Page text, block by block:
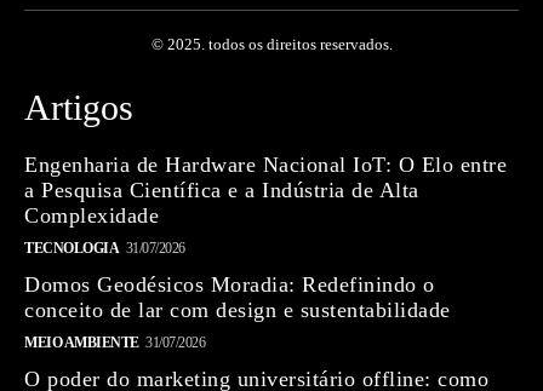
© 2025. todos os direitos reservados.
Artigos
Engenharia de Hardware Nacional IoT: O Elo entre
a Pesquisa Científica e a Indústria de Alta
Complexidade
TECNOLOGIA 31/07/2026
Domos Geodésicos Moradia: Redefinindo o
conceito de lar com design e sustentabilidade
MEIO AMBIENTE 31/07/2026
O poder do marketing universitário offline: como